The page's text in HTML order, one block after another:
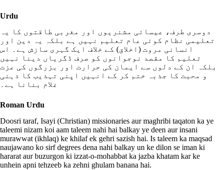
Urdu
دوسری طرف، عیسائی مشنریوں اور مغربی طاقتوں کا یہ
تعلیمی نظام کوئی عام تعلیم نہیں ہے بلکہ یہ دین اور
انسانی مروت (اخلاق) کے خلاف ایک گہری سازش ہے۔ اس
تعلیم کا مقصد نوجوانوں کو صرف ڈگریاں دینا نہیں
بلکہ ان کے دلوں سے ایمان کی حرارت اور بزرگوں کی عزت
و محبت کا جذبہ ختم کر کے انہیں اپنی تہذیب کا ذہنی
غلام بنانا ہے۔
Roman Urdu
Doosri taraf, Isayi (Christian) missionaries aur maghribi taqaton ka ye
taleemi nizam koi aam taleem nahi hai balkay ye deen aur insani
murawwat (ikhlaq) ke khilaf ek gehri sazish hai. Is taleem ka maqsad
naujawano ko sirf degrees dena nahi balkay un ke dilon se iman ki
hararat aur buzurgon ki izzat-o-mohabbat ka jazba khatam kar ke
unhein apni tehzeeb ka zehni ghulam banana hai.